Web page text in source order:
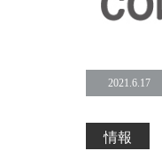
2021.6.17
情報